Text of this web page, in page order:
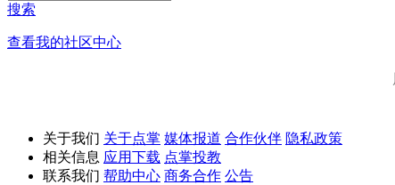
搜索
查看我的社区中心
关于我们 关于点掌 媒体报道 合作伙伴 隐私政策
相关信息 应用下载 点掌投教
联系我们 帮助中心 商务合作 公告